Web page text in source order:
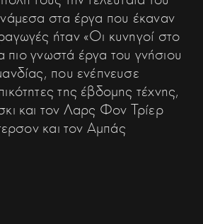
στα έργα που έκαναν
ήταν «Οι κυνηγοί στο
πιο γνωστά έργα του γνήσιου
που ενέπνευσε
της έβδομης τέχνης,
και τον Λαρς Φον Τρίερ
και τον Αμπάς